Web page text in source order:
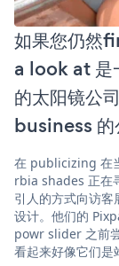
如果您仍
a look at 是
的太阳镜公
business 的
在 publicizing 在
rbia shades 正在
引人的方式向访
设计。他们的
powr slider 之前
看起来好像它们是